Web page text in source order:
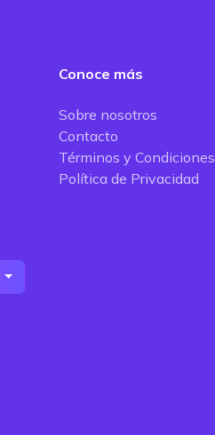
Conoce más
Sobre nosotros
Contacto
Términos y Condiciones
Política de Privacidad